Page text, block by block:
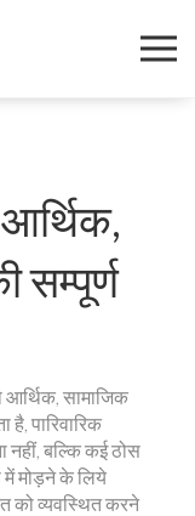
आर्थिक,
सम्पूर्ण
सामाजिक
है, पारिवारिक
नहीं, बल्कि कई ठोस
मोड़ने के लिये
को व्यवस्थित करने